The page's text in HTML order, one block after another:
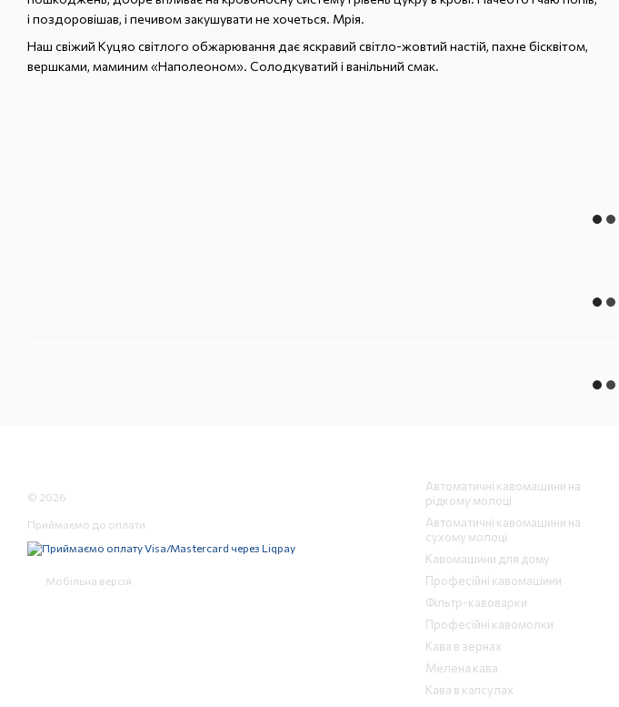
і поздоровішав, і печивом закушувати не хочеться. Мрія.
Наш свіжий Куцяо світлого обжарювання дає яскравий світло-жовтий настій, пахне бісквітом,
вершками, маминим «Наполеоном». Солодкуватий і ванільний смак.
© 2026
Приймаємо до оплати
Мобільна версія
Автоматичні кавомашини на
рідкому молоці
Автоматичні кавомашини на
сухому молоці
Кавомашини для дому
Професійні кавомашини
Фільтр-кавоварки
Професійні кавомолки
Кава в зернах
Мелена кава
Кава в капсулах